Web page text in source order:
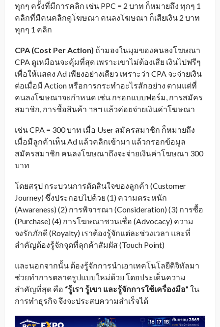
ทุกๆ ครั้งที่มีการคลิก เช่น PPC = 2 บาท ก็หมายถึง ทุกๆ 1
คลิกที่มีคนคลิกดูโฆษณา คนลงโฆษณา ก็เสียเงิน 2 บาท
ทุกๆ 1 คลิก
CPA (Cost Per Action) ถ้ามองในมุมของคนลงโฆษณา
CPA ดูเหมือนจะคุ้มที่สุด เพราะเขาไม่ต้องเสีย เงินไปฟรีๆ
เพื่อให้แสดง Ad เพียงอย่างเดียว เพราะว่า CPA จะจ่ายเงิน
ต่อเมื่อมี Action หรือการกระทำอะไรสักอย่าง ตามแต่ที่
คนลงโฆษณาจะกำหนด เช่น กรอกแบบฟอร์ม, การสมัคร
สมาชิก, การซื้อสินค้า ฯลฯ แล้วค่อยจ่ายเงินค่าโฆษณา
เช่น CPA = 300 บาท เมื่อ User สมัครสมาชิก ก็หมายถึง
เมื่อมีลูกค้าเห็น Ad แล้วคลิกเข้ามา แล้วกรอกข้อมูล
สมัครสมาชิก คนลงโฆษณาถึงจะจ่ายเงินค่าโฆษณา 300
บาท
โดยสรุป กระบวนการตัดสินใจของลูกค้า (Customer
Journey) ซึ่งประกอบไปด้วย (1) ความตระหนัก
(Awareness) (2) การพิจารณา (Consideration) (3) การซื้อ
(Purchase) (4) การโฆษณาชวนเชื่อ (Advocacy) ความ
จงรักภักดี (Royalty) เราต้องรู้จักแต่ละช่วงเวลา และที่
สำคัญต้องรู้จักจุดที่ลุกค้าสัมผัส (Touch Point)
และนอกจากนั้น ต้องรู้จักการนำเอาเทคโนโลยีดิจิทัลมา
ช่วยทำการตลาดรูปแบบใหม่ด้วย โดยประเด็นความ
สำคัญที่สุด คือ “รู้เรา รู้เขา และรู้จักการใช้เครื่องมือ” ใน
การทำธุรกิจ จึงจะประสบความสำเร็จได้